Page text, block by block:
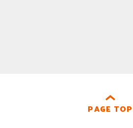
PAGE TOP